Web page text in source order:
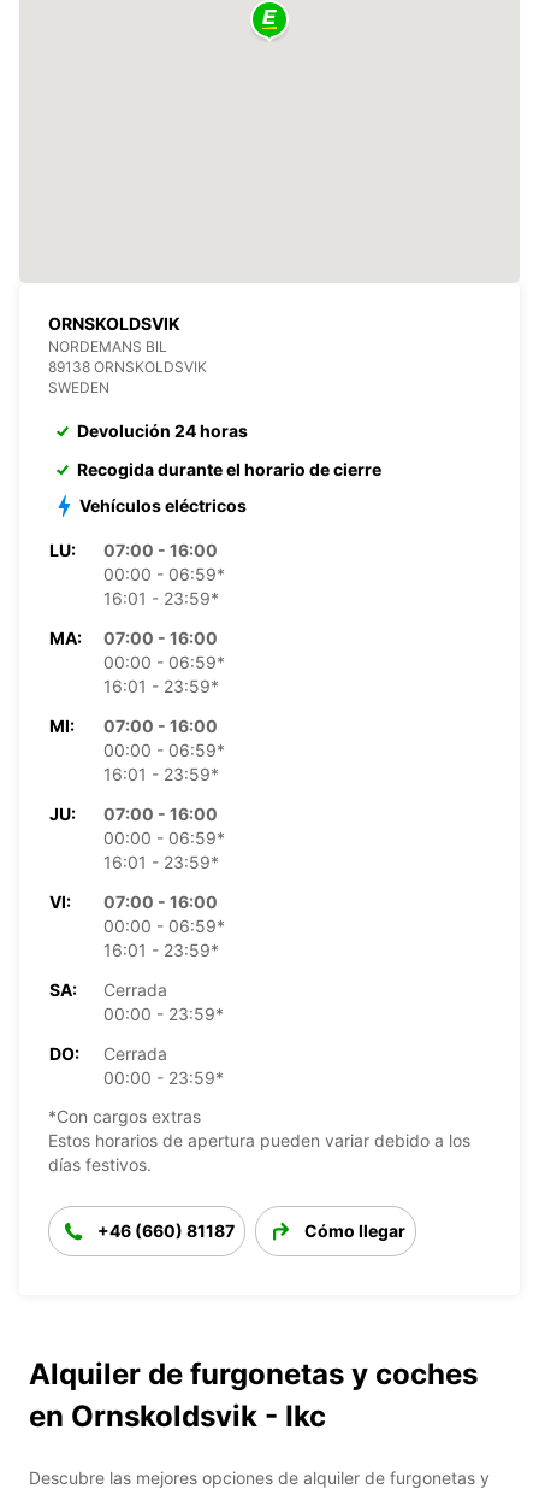
ORNSKOLDSVIK
NORDEMANS BIL
89138 ORNSKOLDSVIK
SWEDEN
Devolución 24 horas
Recogida durante el horario de cierre
Vehículos eléctricos
LU:
07:00 - 16:00
00:00 - 06:59*
16:01 - 23:59*
MA:
07:00 - 16:00
00:00 - 06:59*
16:01 - 23:59*
MI:
07:00 - 16:00
00:00 - 06:59*
16:01 - 23:59*
JU:
07:00 - 16:00
00:00 - 06:59*
16:01 - 23:59*
VI:
07:00 - 16:00
00:00 - 06:59*
16:01 - 23:59*
SA:
Cerrada
00:00 - 23:59*
DO:
Cerrada
00:00 - 23:59*
*Con cargos extras
Estos horarios de apertura pueden variar debido a los
días festivos.
+46 (660) 81187 Cómo llegar
Alquiler de furgonetas y coches
en Ornskoldsvik - Ikc
Descubre las mejores opciones de alquiler de furgonetas y